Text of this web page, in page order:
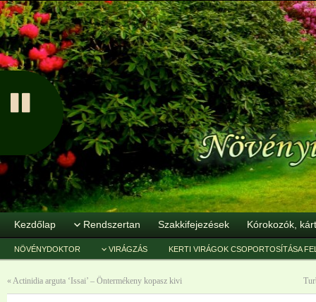
Kezdőlap Rendszertan Szakkifejezések Kórokozók,
NÖVÉNYDOKTOR VIRÁGZÁS KERTI VIRÁGOK CSOPORTOSÍTÁSA
«Actinidia arguta ‘Issai’ – Öntermékeny kopasz kivi